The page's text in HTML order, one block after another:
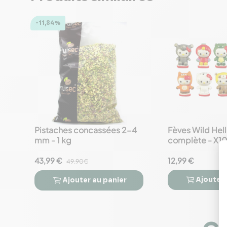
-11,84%
favorite_border
Pistaches concassées 2-4
mm - 1 kg
43,99 € 49.90€
 
Ajouter au panier
favorite_border
Fèves Wild
complète - X10
12,99 €
 
Ajouter